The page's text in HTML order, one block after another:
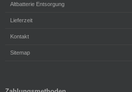
Altbatterie Entsorgung
Lieferzeit
Kontakt
Sitemap